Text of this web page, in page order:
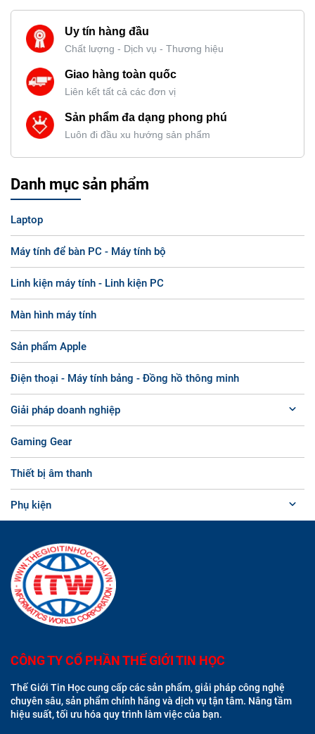
Uy tín hàng đầu
Chất lượng - Dịch vụ - Thương hiệu
Giao hàng toàn quốc
Liên kết tất cả các đơn vị
Sản phẩm đa dạng phong phú
Luôn đi đầu xu hướng sản phẩm
Danh mục sản phẩm
Laptop
Máy tính để bàn PC - Máy tính bộ
Linh kiện máy tính - Linh kiện PC
Màn hình máy tính
Sản phẩm Apple
Điện thoại - Máy tính bảng - Đồng hồ thông minh
Giải pháp doanh nghiệp
Gaming Gear
Thiết bị âm thanh
Phụ kiện
CÔNG TY CỔ PHẦN THẾ GIỚI TIN HỌC
Thế Giới Tin Học cung cấp các sản phẩm, giải pháp công nghệ
chuyên sâu, sản phẩm chính hãng và dịch vụ tận tâm. Nâng tầm
hiệu suất, tối ưu hóa quy trình làm việc của bạn.